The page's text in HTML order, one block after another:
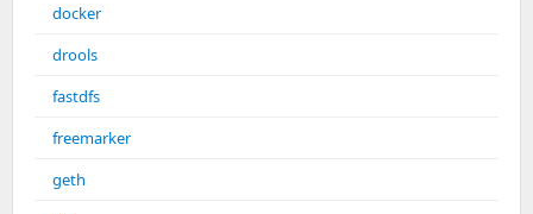
docker
drools
fastdfs
freemarker
geth